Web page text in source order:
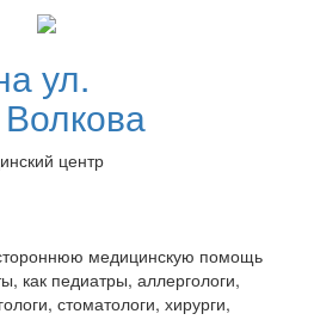
ул.
центр
медицинскую помощь
как педиатры, аллергологи,
стоматологи, хирурги,